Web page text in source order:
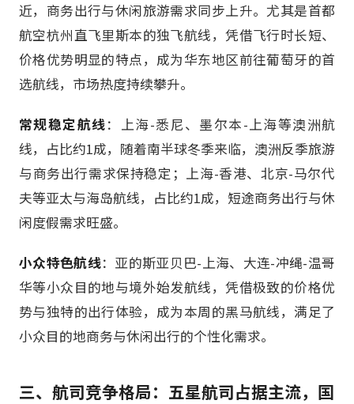
近，商务出行与休闲旅游需求同步上升。尤其是首都
航空杭州直飞里斯本的独飞航线，凭借飞行时长短、
价格优势明显的特点，成为华东地区前往葡萄牙的首
选航线，市场热度持续攀升。
常规稳定航线：上海-悉尼、墨尔本-上海等澳洲航
线，占比约1成，随着南半球冬季来临，澳洲反季旅游
与商务出行需求保持稳定；上海-香港、北京-马尔代
夫等亚太与海岛航线，占比约1成，短途商务出行与休
闲度假需求旺盛。
小众特色航线：亚的斯亚贝巴-上海、大连-冲绳-温哥
华等小众目的地与境外始发航线，凭借极致的价格优
势与独特的出行体验，成为本周的黑马航线，满足了
小众目的地商务与休闲出行的个性化需求。
三、航司竞争格局：五星航司占据主流，国